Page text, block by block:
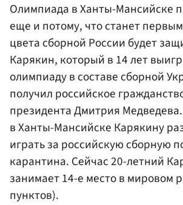
Олимпиада в Ханты-Мансийске
еще и потому, что станет
цвета сборной России будет
Карякин, который в 14 лет
олимпиаду в составе сборной
получил российское
президентаДмитрия Медведева
в Ханты-Мансийске Карякину
играть за российскую сборную
карантина. Сейчас 20-летний
занимает 14-е место в мировом
пунктов).